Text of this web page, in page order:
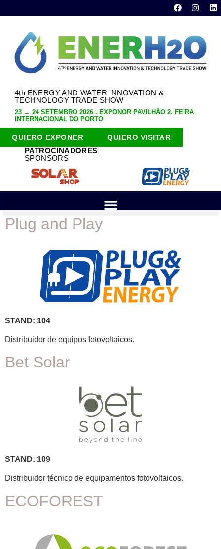
4th ENERGY AND WATER INNOVATION &
TECHNOLOGY TRADE SHOW
23 → 24 SETEMBRO 2026 . EXPONOR PAVILHÃO 2. FEIRA
INTERNACIONAL DO PORTO
QUIERO EXPONER
QUIERO VISITAR
PATROCINADORES
SPONSORS
Plug and Play
STAND: 104
Distribuidor de equipos fotovoltaicos.
Bet Solar
STAND: 109
Distribuidor técnico de equipamentos fotovoltaicos.
ECOFOREST